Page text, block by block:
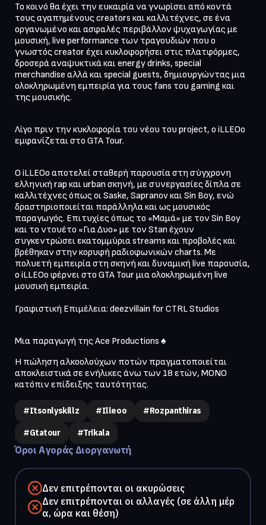
Το κοινό θα έχει την ευκαιρία να γνωρίσει από κοντά
τους αγαπημένους creators και καλλιτέχνες, σε ένα
οργανωμένο και ασφαλές περιβάλλον ψυχαγωγίας με
μουσική, live performance των τραγουδιών που ο
γνωστός creator έχει κυκλοφορήσει στις πλατφόρμες,
δροσερά αναψυκτικά και energy drinks, special
merchandise αλλά και special guests, δημιουργώντας μια
ολοκληρωμένη εμπειρία για τους fans του gaming και
της μουσικής.
Λίγο πριν την κυκλοφορία του νέου του project, ο iLLEOo
εμφανίζεται στο GTA Tour.
Ο iLLEOo αποτελεί σταθερή παρουσία στη σύγχρονη
ελληνική rap και urban σκηνή, με συνεργασίες δίπλα σε
καλλιτέχνες όπως οι Saske, Sapranov και Sin Boy, ενώ
δραστηριοποιείται παράλληλα και ως μουσικός
παραγωγός. Επιτυχίες όπως το «Μαμά» με τον Sin Boy
και το ντουέτο «Για Δυο» με τον Stan έχουν
συγκεντρώσει εκατομμύρια streams και προβολές και
βρέθηκαν στην κορυφή ραδιοφωνικών charts. Με
πολυετή εμπειρία στη σκηνή και δυναμική live παρουσία,
ο iLLEOo φέρνει στο GTA Tour μια ολοκληρωμένη live
μουσική εμπειρία.
Γραφιστική Επιμέλεια: deezvillain for CTRL Studios
Η πώληση αλκοολούχων ποτών πραγματοποιείται
αποκλειστικά σε ενήλικες άνω των 18 ετών, MONO
κατόπιν επίδειξης ταυτότητας.
#itsonlyskillz #illeoo #rozpanthiras
#gtatour #trikala
Όροι Αγοράς Διοργανωτή
Δεν επιτρέπονται οι ακυρώσεις
Δεν επιτρέπονται οι αλλαγές (σε άλλη μέρ
α, ώρα και θέση)